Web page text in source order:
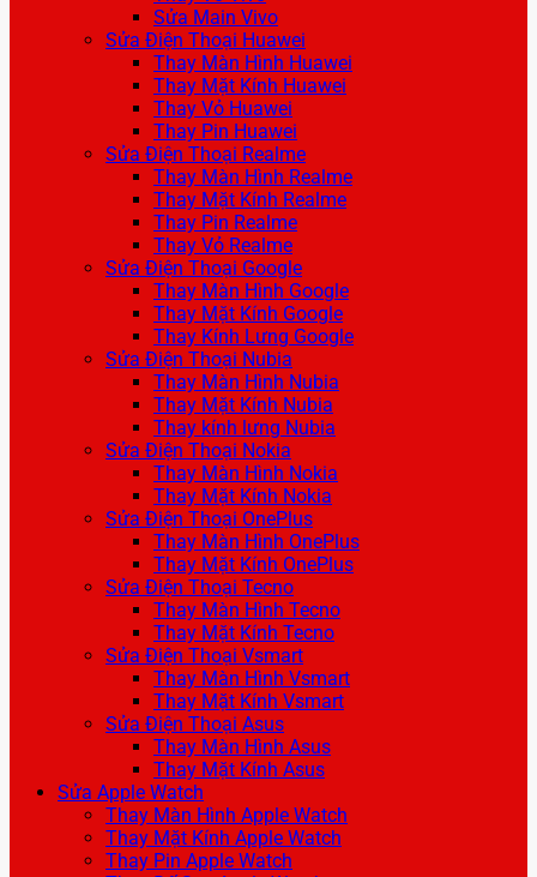
Sửa Main Vivo
Sửa Điện Thoại Huawei
Thay Màn Hình Huawei
Thay Mặt Kính Huawei
Thay Vỏ Huawei
Thay Pin Huawei
Sửa Điện Thoại Realme
Thay Màn Hình Realme
Thay Mặt Kính Realme
Thay Pin Realme
Thay Vỏ Realme
Sửa Điện Thoại Google
Thay Màn Hình Google
Thay Mặt Kính Google
Thay Kính Lưng Google
Sửa Điện Thoại Nubia
Thay Màn Hình Nubia
Thay Mặt Kính Nubia
Thay kính lưng Nubia
Sửa Điện Thoại Nokia
Thay Màn Hình Nokia
Thay Mặt Kính Nokia
Sửa Điện Thoại OnePlus
Thay Màn Hình OnePlus
Thay Mặt Kính OnePlus
Sửa Điện Thoại Tecno
Thay Màn Hình Tecno
Thay Mặt Kính Tecno
Sửa Điện Thoại Vsmart
Thay Màn Hình Vsmart
Thay Mặt Kính Vsmart
Sửa Điện Thoại Asus
Thay Màn Hình Asus
Thay Mặt Kính Asus
Sửa Apple Watch
Thay Màn Hình Apple Watch
Thay Mặt Kính Apple Watch
Thay Pin Apple Watch